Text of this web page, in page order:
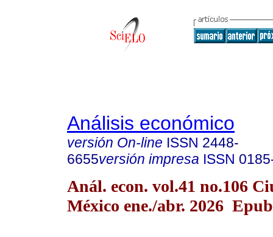
Análisis económico
versión On-line ISSN 2448-
6655versión impresa ISSN
Anál. econ. vol.41 no.106
México ene./abr. 2026